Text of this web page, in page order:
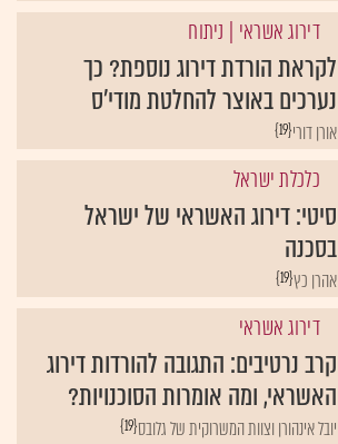
דירוג אשראי | ניתוח
לקראת הורדת דירוג נוספת? כך
נערכים באוצר להחלטת מודי'ס
{19}אורן דורי
כלכלת ישראל
סיטי: דירוג האשראי של ישראל
בסכנה
{19}אהרן כץ
דירוג אשראי
קרב נרטיבים: התגובה להורדות דירוג
האשראי, ומה אומרות הסוכנויות?
{19}יובל אינהורן וצוות המשרוקית של גלובס